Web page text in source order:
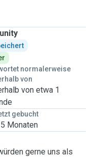
normalerweise
von
von etwa 1
gebucht
Monaten
gerne uns als